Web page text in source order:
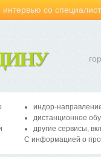
интервью со
индор-
дистанционное
другие сервисы,
С информацией о